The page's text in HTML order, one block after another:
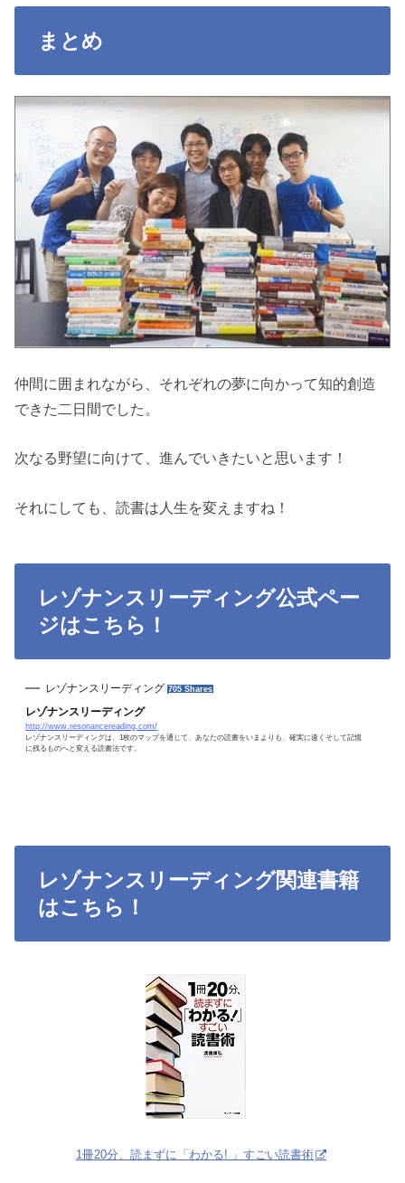
まとめ
仲間に囲まれながら、それぞれの夢に向かって知的創造
できた二日間でした。
次なる野望に向けて、進んでいきたいと思います！
それにしても、読書は人生を変えますね！
レゾナンスリーディング公式ペー
ジはこちら！
レゾナンスリーディング 705 Shares
レゾナンスリーディング
http://www.resonancereading.com/
レゾナンスリーディングは、1枚のマップを通じて、あなたの読書をいまよりも、確実に速くそして記憶
に残るものへと変える読書法です。
レゾナンスリーディング関連書籍
はこちら！
1冊20分、読まずに「わかる! 」すごい読書術